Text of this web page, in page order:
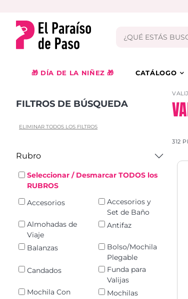
🎁 DÍA DE LA NIÑEZ 🎁 CATÁLOGO
FILTROS DE BÚSQUEDA
ELIMINAR TODOS LOS FILTROS
Rubro
Seleccionar / Desmarcar TODOS los
RUBROS
Accesorios
Accesorios y
Set de Baño
Almohadas de
Viaje
Antifaz
Balanzas
Bolso/Mochila
Plegable
Candados
Funda para
Valijas
Mochila Con
Mochilas
312